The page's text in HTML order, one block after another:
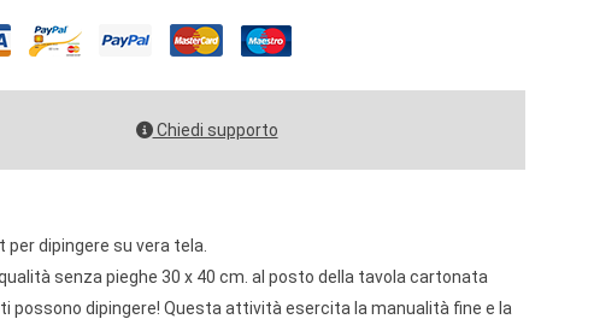
Chiedi supporto
per dipingere su vera tela.
senza pieghe 30 x 40 cm. al posto della tavola cartonata
possono dipingere! Questa attività esercita la manualità fine e la